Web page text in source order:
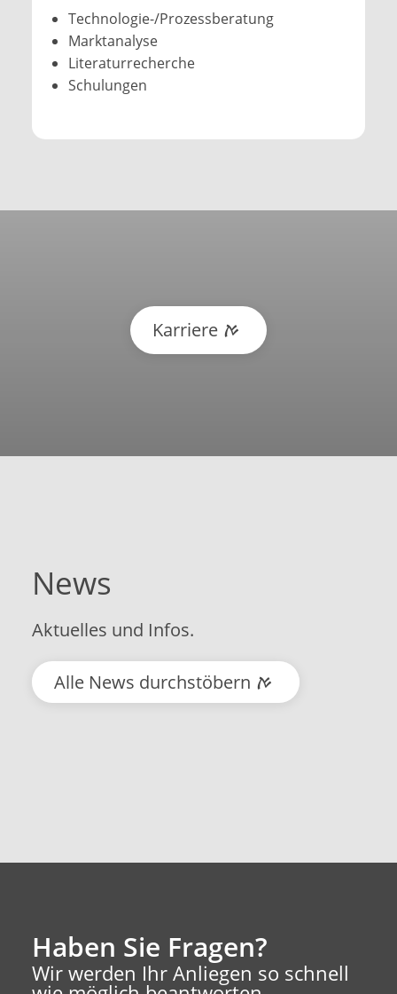
Technologie-/Prozessberatung
Marktanalyse
Literaturrecherche
Schulungen
Karriere
News
Aktuelles und Infos.
Alle News durchstöbern
Haben Sie Fragen?
Wir werden Ihr Anliegen so schnell